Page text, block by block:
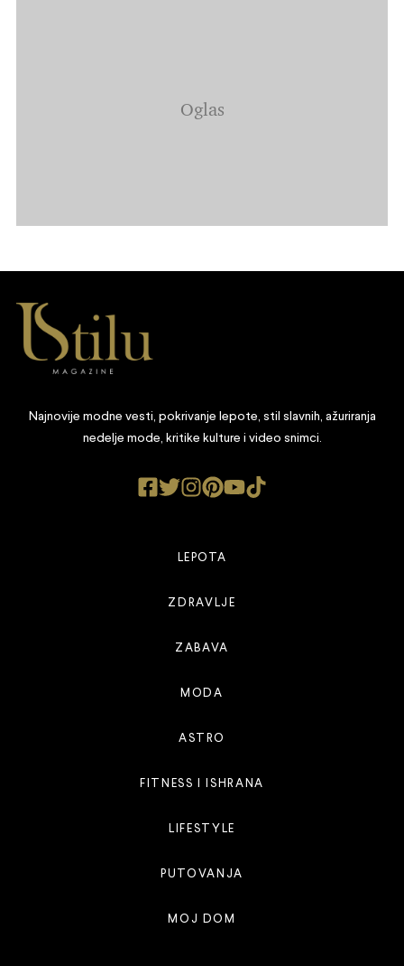
Najnovije modne vesti, pokrivanje lepote, stil slavnih, ažuriranja
nedelje mode, kritike kulture i video snimci.
LEPOTA
ZDRAVLJE
ZABAVA
MODA
ASTRO
FITNESS I ISHRANA
LIFESTYLE
PUTOVANJA
MOJ DOM